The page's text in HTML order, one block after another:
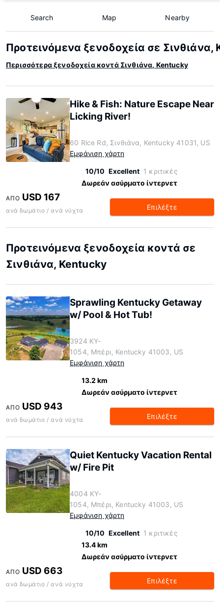
Search Map Nearby
Προτεινόμενα ξενοδοχεία σε Σινθιάνα,
Περισσότερα ξενοδοχεία κοντά Σινθιάνα, Kentucky
Hike & Fish: Nature Escape Near
Licking River!
60 Rice Rd, Σινθιάνα, Kentucky 41031, US
Εμφάνιση χάρτη
10/10 Excellent 1 κριτικές
Δωρεάν ασύρματο ίντερνετ
ΑΠΌ USD 167
ανά δωμάτιο / ανά νύχτα Επιλέξτε
Προτεινόμενα ξενοδοχεία κοντά σε
Σινθιάνα, Kentucky
Sprawling Kentucky Getaway
w/ Pool & Hot Tub!
3924 KY-
1054, Μπέρι, Kentucky 41003, US
Εμφάνιση χάρτη
13.2 km
Δωρεάν ασύρματο ίντερνετ
ΑΠΌ USD 943
ανά δωμάτιο / ανά νύχτα Επιλέξτε
Quiet Kentucky Vacation Rental
w/ Fire Pit
4004 KY-
1054, Μπέρι, Kentucky 41003, US
Εμφάνιση χάρτη
10/10 Excellent 1 κριτικές
13.4 km
Δωρεάν ασύρματο ίντερνετ
ΑΠΌ USD 663
ανά δωμάτιο / ανά νύχτα Επιλέξτε